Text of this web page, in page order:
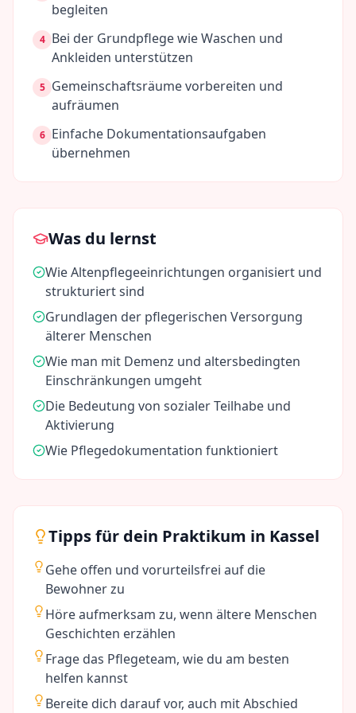
begleiten
4 Bei der Grundpflege wie Waschen und
Ankleiden unterstützen
5 Gemeinschaftsräume vorbereiten und
aufräumen
6 Einfache Dokumentationsaufgaben
übernehmen
Was du lernst
Wie Altenpflegeeinrichtungen organisiert und
strukturiert sind
Grundlagen der pflegerischen Versorgung
älterer Menschen
Wie man mit Demenz und altersbedingten
Einschränkungen umgeht
Die Bedeutung von sozialer Teilhabe und
Aktivierung
Wie Pflegedokumentation funktioniert
Tipps für dein Praktikum in Kassel
Gehe offen und vorurteilsfrei auf die
Bewohner zu
Höre aufmerksam zu, wenn ältere Menschen
Geschichten erzählen
Frage das Pflegeteam, wie du am besten
helfen kannst
Bereite dich darauf vor, auch mit Abschied